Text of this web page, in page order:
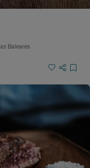
Baleares